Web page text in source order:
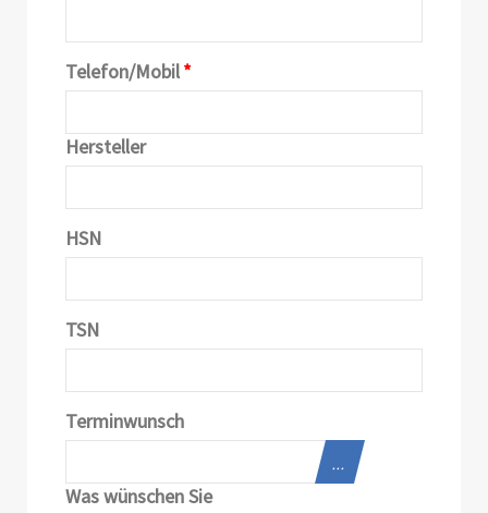
Telefon/Mobil*
Hersteller
HSN
TSN
Terminwunsch
...
Was wünschen Sie